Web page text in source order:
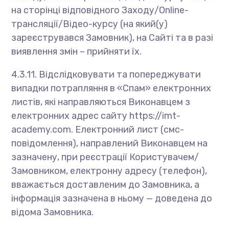
на сторінці відповідного Заходу/Online-
трансляції/Відео-курсу (на який(у)
зареєструвався Замовник), на Сайті та в разі
виявлення змін – прийняти їх.
4.3.11. Відслідковувати та попереджувати
випадки потрапляння в «Спам» електронних
листів, які направляються Виконавцем з
електронних адрес сайту https://imt-
academy.com. Електронний лист (смс-
повідомлення), направлений Виконавцем на
зазначену, при реєстрації Користувачем/
Замовником, електронну адресу (телефон),
вважається доставленим до Замовника, а
інформація зазначена в ньому — доведена до
відома Замовника.